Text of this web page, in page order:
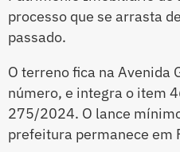
processo que se arrasta
passado.
O terreno fica na Avenida
número, e integra o item
275/2024. O lance
prefeitura permanece em